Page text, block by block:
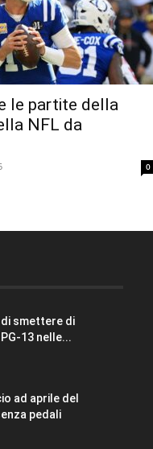
le partite della
NFL da
0
di smettere di
13 nelle...
ad aprile del
pedali